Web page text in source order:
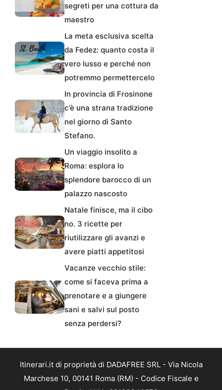
segreti per una cottura da
maestro
La meta esclusiva scelta
da Fedez: quanto costa il
vero lusso e perché non
potremmo permettercelo
In provincia di Frosinone
c’è una strana tradizione
nel giorno di Santo
Stefano.
Un viaggio insolito a
Roma: esplora lo
splendore barocco di un
palazzo nascosto
Natale finisce, ma il cibo
no. 3 ricette per
riutilizzare gli avanzi e
avere piatti appetitosi
Vacanze vecchio stile:
come si faceva prima a
prenotare e a giungere
sani e salvi sul posto
senza perdersi?
Itinerari.it di proprietà di DADAFREE SRL - Via Nicola
Marchese 10, 00141 Roma (RM) - Codice Fiscale e